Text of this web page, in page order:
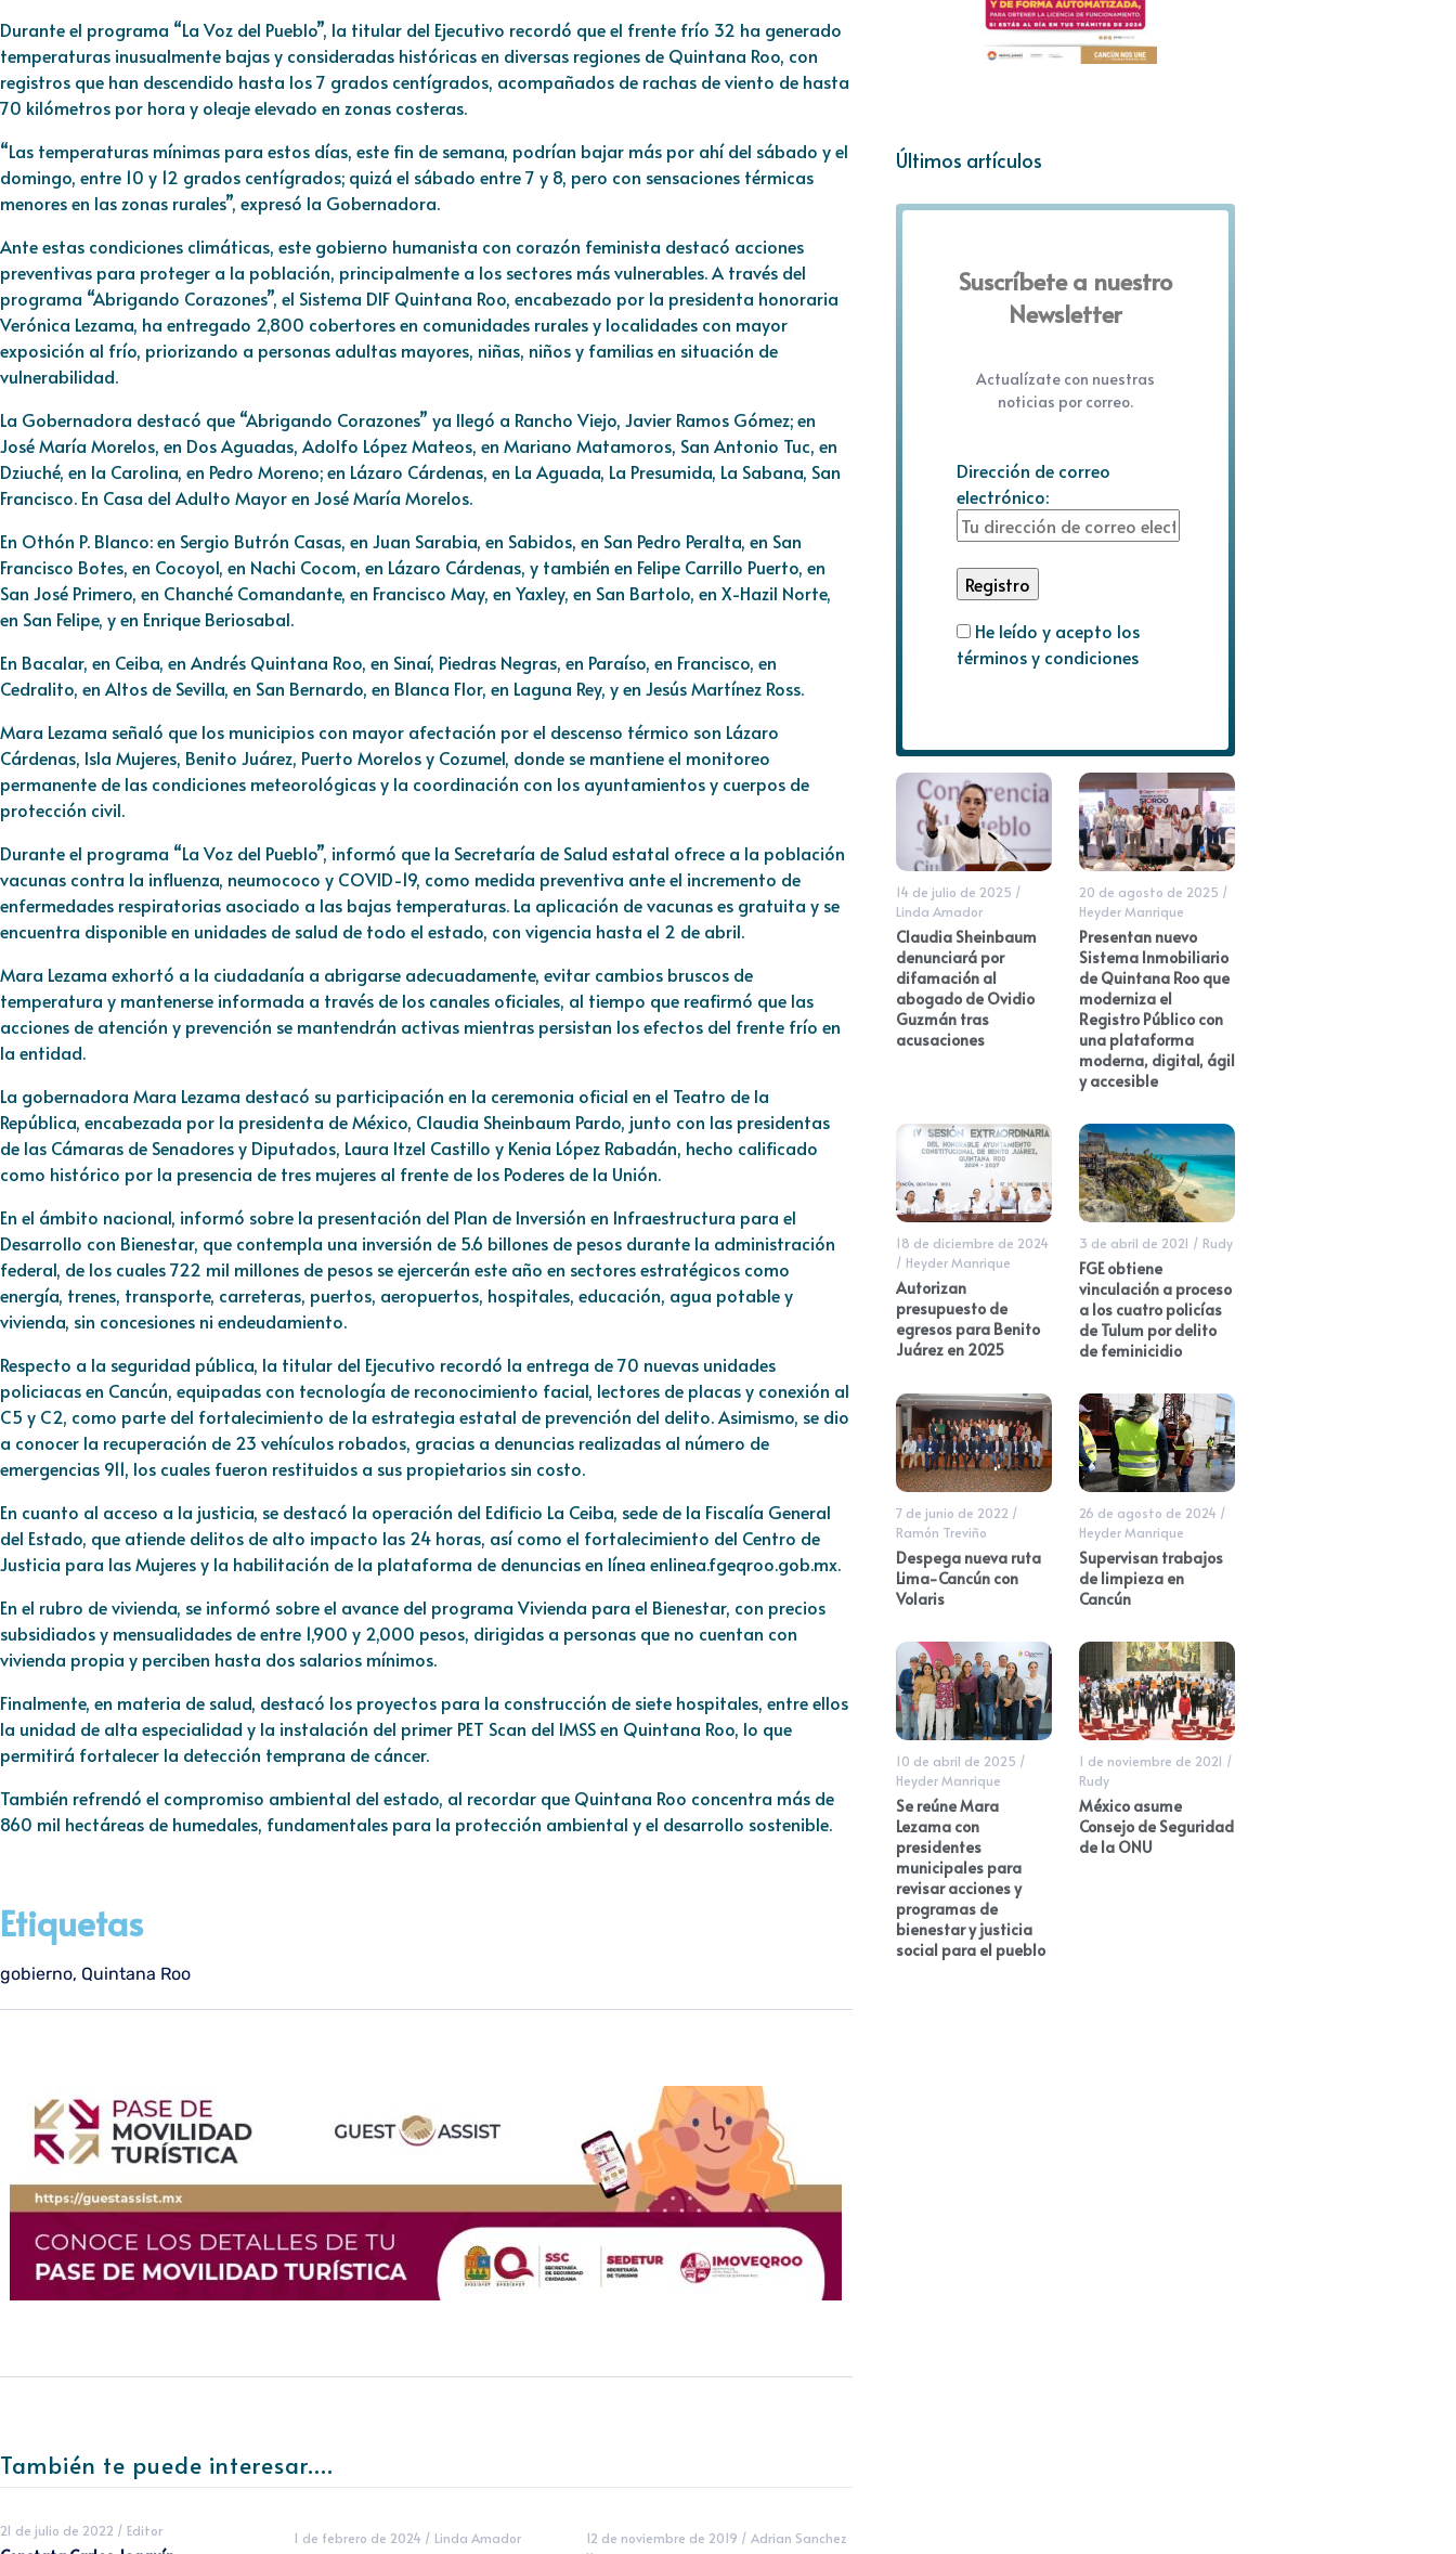
Durante el programa “La Voz del Pueblo”, la titular del Ejecutivo recordó que el frente frío 32 ha generado
temperaturas inusualmente bajas y consideradas históricas en diversas regiones de Quintana Roo, con
registros que han descendido hasta los 7 grados centígrados, acompañados de rachas de viento de hasta
70 kilómetros por hora y oleaje elevado en zonas costeras.
“Las temperaturas mínimas para estos días, este fin de semana, podrían bajar más por ahí del sábado y el
domingo, entre 10 y 12 grados centígrados; quizá el sábado entre 7 y 8, pero con sensaciones térmicas
menores en las zonas rurales”, expresó la Gobernadora.
Ante estas condiciones climáticas, este gobierno humanista con corazón feminista destacó acciones
preventivas para proteger a la población, principalmente a los sectores más vulnerables. A través del
programa “Abrigando Corazones”, el Sistema DIF Quintana Roo, encabezado por la presidenta honoraria
Verónica Lezama, ha entregado 2,800 cobertores en comunidades rurales y localidades con mayor
exposición al frío, priorizando a personas adultas mayores, niñas, niños y familias en situación de
vulnerabilidad.
La Gobernadora destacó que “Abrigando Corazones” ya llegó a Rancho Viejo, Javier Ramos Gómez; en
José María Morelos, en Dos Aguadas, Adolfo López Mateos, en Mariano Matamoros, San Antonio Tuc, en
Dziuché, en la Carolina, en Pedro Moreno; en Lázaro Cárdenas, en La Aguada, La Presumida, La Sabana, San
Francisco. En Casa del Adulto Mayor en José María Morelos.
En Othón P. Blanco: en Sergio Butrón Casas, en Juan Sarabia, en Sabidos, en San Pedro Peralta, en San
Francisco Botes, en Cocoyol, en Nachi Cocom, en Lázaro Cárdenas, y también en Felipe Carrillo Puerto, en
San José Primero, en Chanché Comandante, en Francisco May, en Yaxley, en San Bartolo, en X-Hazil Norte,
en San Felipe, y en Enrique Beriosabal.
En Bacalar, en Ceiba, en Andrés Quintana Roo, en Sinaí, Piedras Negras, en Paraíso, en Francisco, en
Cedralito, en Altos de Sevilla, en San Bernardo, en Blanca Flor, en Laguna Rey, y en Jesús Martínez Ross.
Mara Lezama señaló que los municipios con mayor afectación por el descenso térmico son Lázaro
Cárdenas, Isla Mujeres, Benito Juárez, Puerto Morelos y Cozumel, donde se mantiene el monitoreo
permanente de las condiciones meteorológicas y la coordinación con los ayuntamientos y cuerpos de
protección civil.
Durante el programa “La Voz del Pueblo”, informó que la Secretaría de Salud estatal ofrece a la población
vacunas contra la influenza, neumococo y COVID-19, como medida preventiva ante el incremento de
enfermedades respiratorias asociado a las bajas temperaturas. La aplicación de vacunas es gratuita y se
encuentra disponible en unidades de salud de todo el estado, con vigencia hasta el 2 de abril.
Mara Lezama exhortó a la ciudadanía a abrigarse adecuadamente, evitar cambios bruscos de
temperatura y mantenerse informada a través de los canales oficiales, al tiempo que reafirmó que las
acciones de atención y prevención se mantendrán activas mientras persistan los efectos del frente frío en
la entidad.
La gobernadora Mara Lezama destacó su participación en la ceremonia oficial en el Teatro de la
República, encabezada por la presidenta de México, Claudia Sheinbaum Pardo, junto con las presidentas
de las Cámaras de Senadores y Diputados, Laura Itzel Castillo y Kenia López Rabadán, hecho calificado
como histórico por la presencia de tres mujeres al frente de los Poderes de la Unión.
En el ámbito nacional, informó sobre la presentación del Plan de Inversión en Infraestructura para el
Desarrollo con Bienestar, que contempla una inversión de 5.6 billones de pesos durante la administración
federal, de los cuales 722 mil millones de pesos se ejercerán este año en sectores estratégicos como
energía, trenes, transporte, carreteras, puertos, aeropuertos, hospitales, educación, agua potable y
vivienda, sin concesiones ni endeudamiento.
Respecto a la seguridad pública, la titular del Ejecutivo recordó la entrega de 70 nuevas unidades
policiacas en Cancún, equipadas con tecnología de reconocimiento facial, lectores de placas y conexión al
C5 y C2, como parte del fortalecimiento de la estrategia estatal de prevención del delito. Asimismo, se dio
a conocer la recuperación de 23 vehículos robados, gracias a denuncias realizadas al número de
emergencias 911, los cuales fueron restituidos a sus propietarios sin costo.
En cuanto al acceso a la justicia, se destacó la operación del Edificio La Ceiba, sede de la Fiscalía General
del Estado, que atiende delitos de alto impacto las 24 horas, así como el fortalecimiento del Centro de
Justicia para las Mujeres y la habilitación de la plataforma de denuncias en línea enlinea.fgeqroo.gob.mx.
En el rubro de vivienda, se informó sobre el avance del programa Vivienda para el Bienestar, con precios
subsidiados y mensualidades de entre 1,900 y 2,000 pesos, dirigidas a personas que no cuentan con
vivienda propia y perciben hasta dos salarios mínimos.
Finalmente, en materia de salud, destacó los proyectos para la construcción de siete hospitales, entre ellos
la unidad de alta especialidad y la instalación del primer PET Scan del IMSS en Quintana Roo, lo que
permitirá fortalecer la detección temprana de cáncer.
También refrendó el compromiso ambiental del estado, al recordar que Quintana Roo concentra más de
860 mil hectáreas de humedales, fundamentales para la protección ambiental y el desarrollo sostenible.
Etiquetas
gobierno, Quintana Roo
También te puede interesar....
21 de julio de 2022 / Editor 1 de febrero de 2024 / Linda Amador 12 de noviembre de 2019 / Adrian Sanchez
Últimos artículos
Suscríbete a nuestro
Newsletter
Actualízate con nuestras
noticias por correo.
Dirección de correo
electrónico:
He leído y acepto los
términos y condiciones
14 de julio de 2025 /
Linda Amador
Claudia Sheinbaum
denunciará por
difamación al
abogado de Ovidio
Guzmán tras
acusaciones
20 de agosto de 2025 /
Heyder Manrique
Presentan nuevo
Sistema Inmobiliario
de Quintana Roo que
moderniza el
Registro Público con
una plataforma
moderna, digital, ágil
y accesible
18 de diciembre de 2024
/ Heyder Manrique
Autorizan
presupuesto de
egresos para Benito
Juárez en 2025
3 de abril de 2021 / Rudy
FGE obtiene
vinculación a proceso
a los cuatro policías
de Tulum por delito
de feminicidio
7 de junio de 2022 /
Ramón Treviño
Despega nueva ruta
Lima-Cancún con
Volaris
26 de agosto de 2024 /
Heyder Manrique
Supervisan trabajos
de limpieza en
Cancún
10 de abril de 2025 /
Heyder Manrique
Se reúne Mara
Lezama con
presidentes
municipales para
revisar acciones y
programas de
bienestar y justicia
social para el pueblo
1 de noviembre de 2021 /
Rudy
México asume
Consejo de Seguridad
de la ONU